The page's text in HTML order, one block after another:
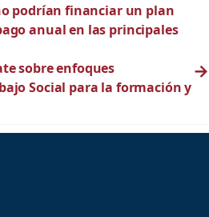
podrían financiar un plan
anual en las principales
sobre enfoques
Social para la formación y
→